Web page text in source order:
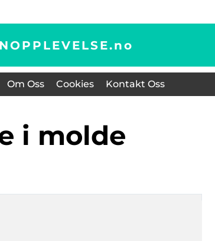
no
Om Oss Cookies Kontakt Oss
i molde